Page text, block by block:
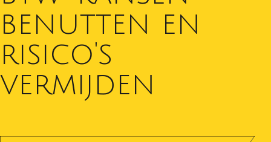
benutten en
risico's
vermijden